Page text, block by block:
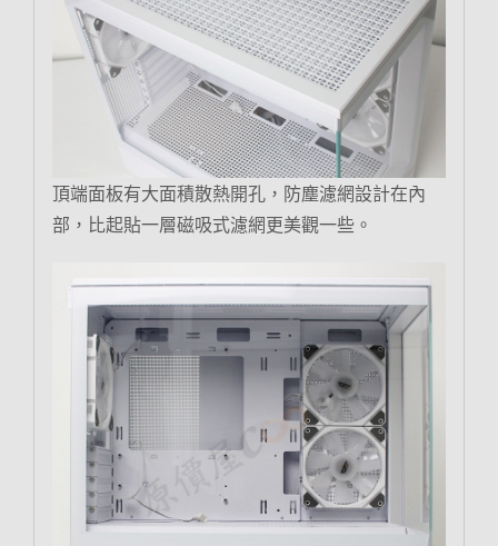
頂端面板有大面積散熱開孔，防塵濾網設計在內
部，比起貼一層磁吸式濾網更美觀一些。